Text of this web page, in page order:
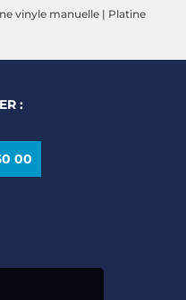
vinyle manuelle | Platine
:
00